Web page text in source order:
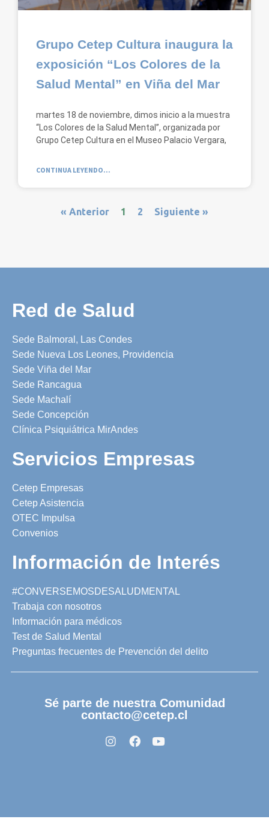
Grupo Cetep Cultura inaugura la
exposición “Los Colores de la
Salud Mental” en Viña del Mar
martes 18 de noviembre, dimos inicio a la muestra
“Los Colores de la Salud Mental”, organizada por
Grupo Cetep Cultura en el Museo Palacio Vergara,
CONTINUA LEYENDO...
« Anterior 1 2 Siguiente »
Red de Salud
Sede Balmoral, Las Condes
Sede Nueva Los Leones, Providencia
Sede Viña del Mar
Sede Rancagua
Sede Machalí
Sede Concepción
Clínica Psiquiátrica MirAndes
Servicios Empresas
Cetep Empresas
Cetep Asistencia
OTEC Impulsa
Convenios
Información de Interés
#CONVERSEMOSDESALUDMENTAL
Trabaja con nosotros
Información para médicos
Test de Salud Mental
Preguntas frecuentes de Prevención del delito
Sé parte de nuestra Comunidad
contacto@cetep.cl